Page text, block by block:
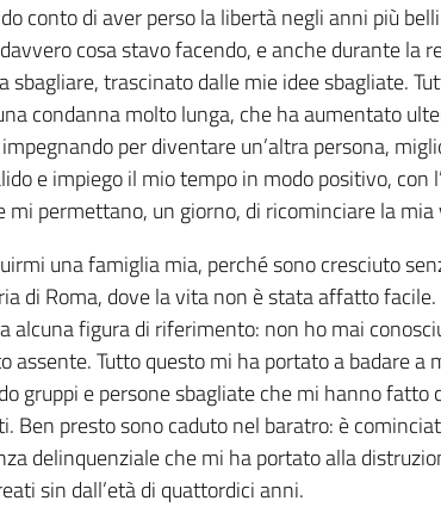
conto di aver perso la libertà negli anni più
cosa stavo facendo, e anche durante la
sbagliare, trascinato dalle mie idee sbagliate.
condanna molto lunga, che ha aumentato
per diventare un’altra persona,
e impiego il mio tempo in modo positivo,
mi permettano, un giorno, di ricominciare la mia
una famiglia mia, perché sono cresciuto
di Roma, dove la vita non è stata affatto
alcuna figura di riferimento: non ho mai
assente. Tutto questo mi ha portato a badare a
gruppi e persone sbagliate che mi hanno fatto
Ben presto sono caduto nel baratro: è
delinquenziale che mi ha portato alla
sin dall’età di quattordici anni.